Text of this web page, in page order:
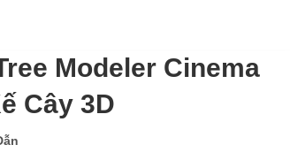
Modeler Cinema
Cây 3D